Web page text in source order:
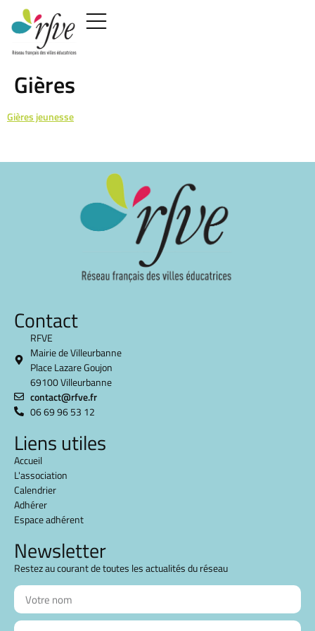
Gières
Gières jeunesse
Contact
RFVE
Mairie de Villeurbanne
Place Lazare Goujon
69100 Villeurbanne
contact@rfve.fr
06 69 96 53 12
Liens utiles
Accueil
L'association
Calendrier
Adhérer
Espace adhérent
Newsletter
Restez au courant de toutes les actualités du réseau